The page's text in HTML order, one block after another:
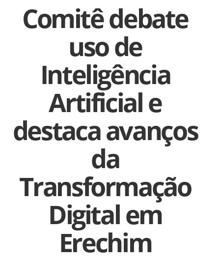
Comitê debate
uso de
Inteligência
Artificial e
destaca avanços
da
Transformação
Digital em
Erechim